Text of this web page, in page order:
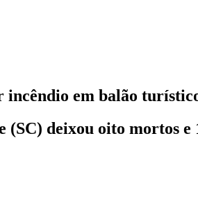
em balão
deixou oito mortos e